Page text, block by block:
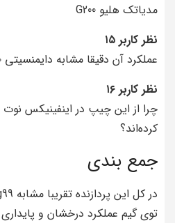
مدیاتک هلیو G200
نظر کاربر ۱۵
عملکرد آن دقیقا مشابه دایمنسیتی ۶۳۰۰ است.
نظر کاربر ۱۶
کرده‌اند؟
جمع بندی
توی گیم عملکرد درخشان و پایداری